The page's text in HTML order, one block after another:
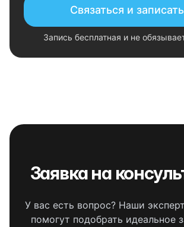
Связаться и
Запись бесплатная и не
Заявка на
У вас есть вопрос? Наши
помогут подобрать идеальное